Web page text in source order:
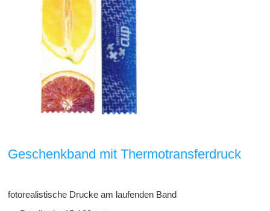
Geschenkband mit Thermotransferdruck
fotorealistische Drucke am laufenden Band